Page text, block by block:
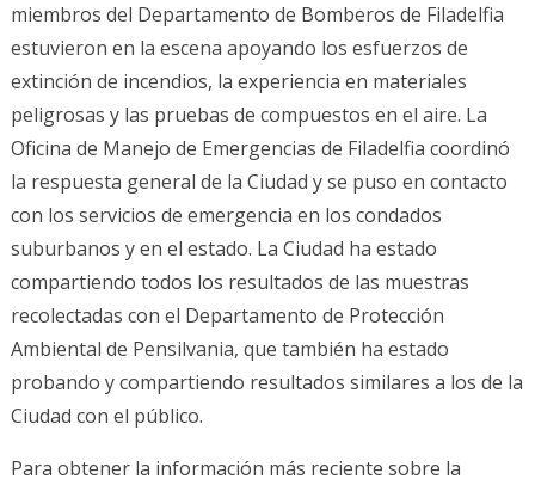
miembros del Departamento de Bomberos de Filadelfia
estuvieron en la escena apoyando los esfuerzos de
extinción de incendios, la experiencia en materiales
peligrosas y las pruebas de compuestos en el aire. La
Oficina de Manejo de Emergencias de Filadelfia coordinó
la respuesta general de la Ciudad y se puso en contacto
con los servicios de emergencia en los condados
suburbanos y en el estado. La Ciudad ha estado
compartiendo todos los resultados de las muestras
recolectadas con el Departamento de Protección
Ambiental de Pensilvania, que también ha estado
probando y compartiendo resultados similares a los de la
Ciudad con el público.
Para obtener la información más reciente sobre la